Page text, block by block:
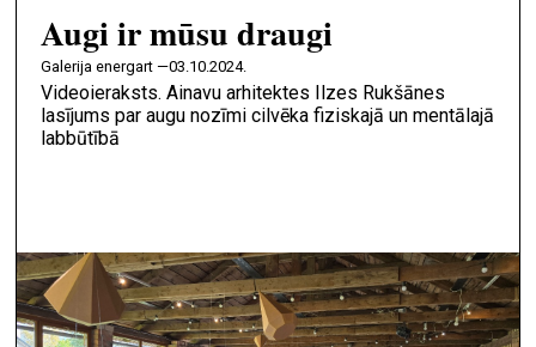
Augi ir mūsu draugi
galerija energart —03.10.2024.
Videoieraksts. Ainavu arhitektes Ilzes Rukšānes
lasījums par augu nozīmi cilvēka fiziskajā un mentālajā
labbūtībā